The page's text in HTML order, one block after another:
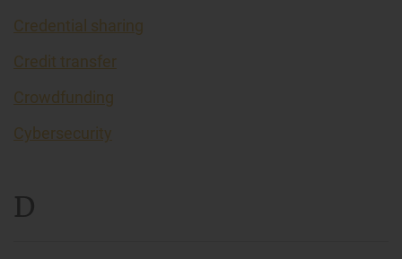
Credential sharing
Credit transfer
Crowdfunding
Cybersecurity
D